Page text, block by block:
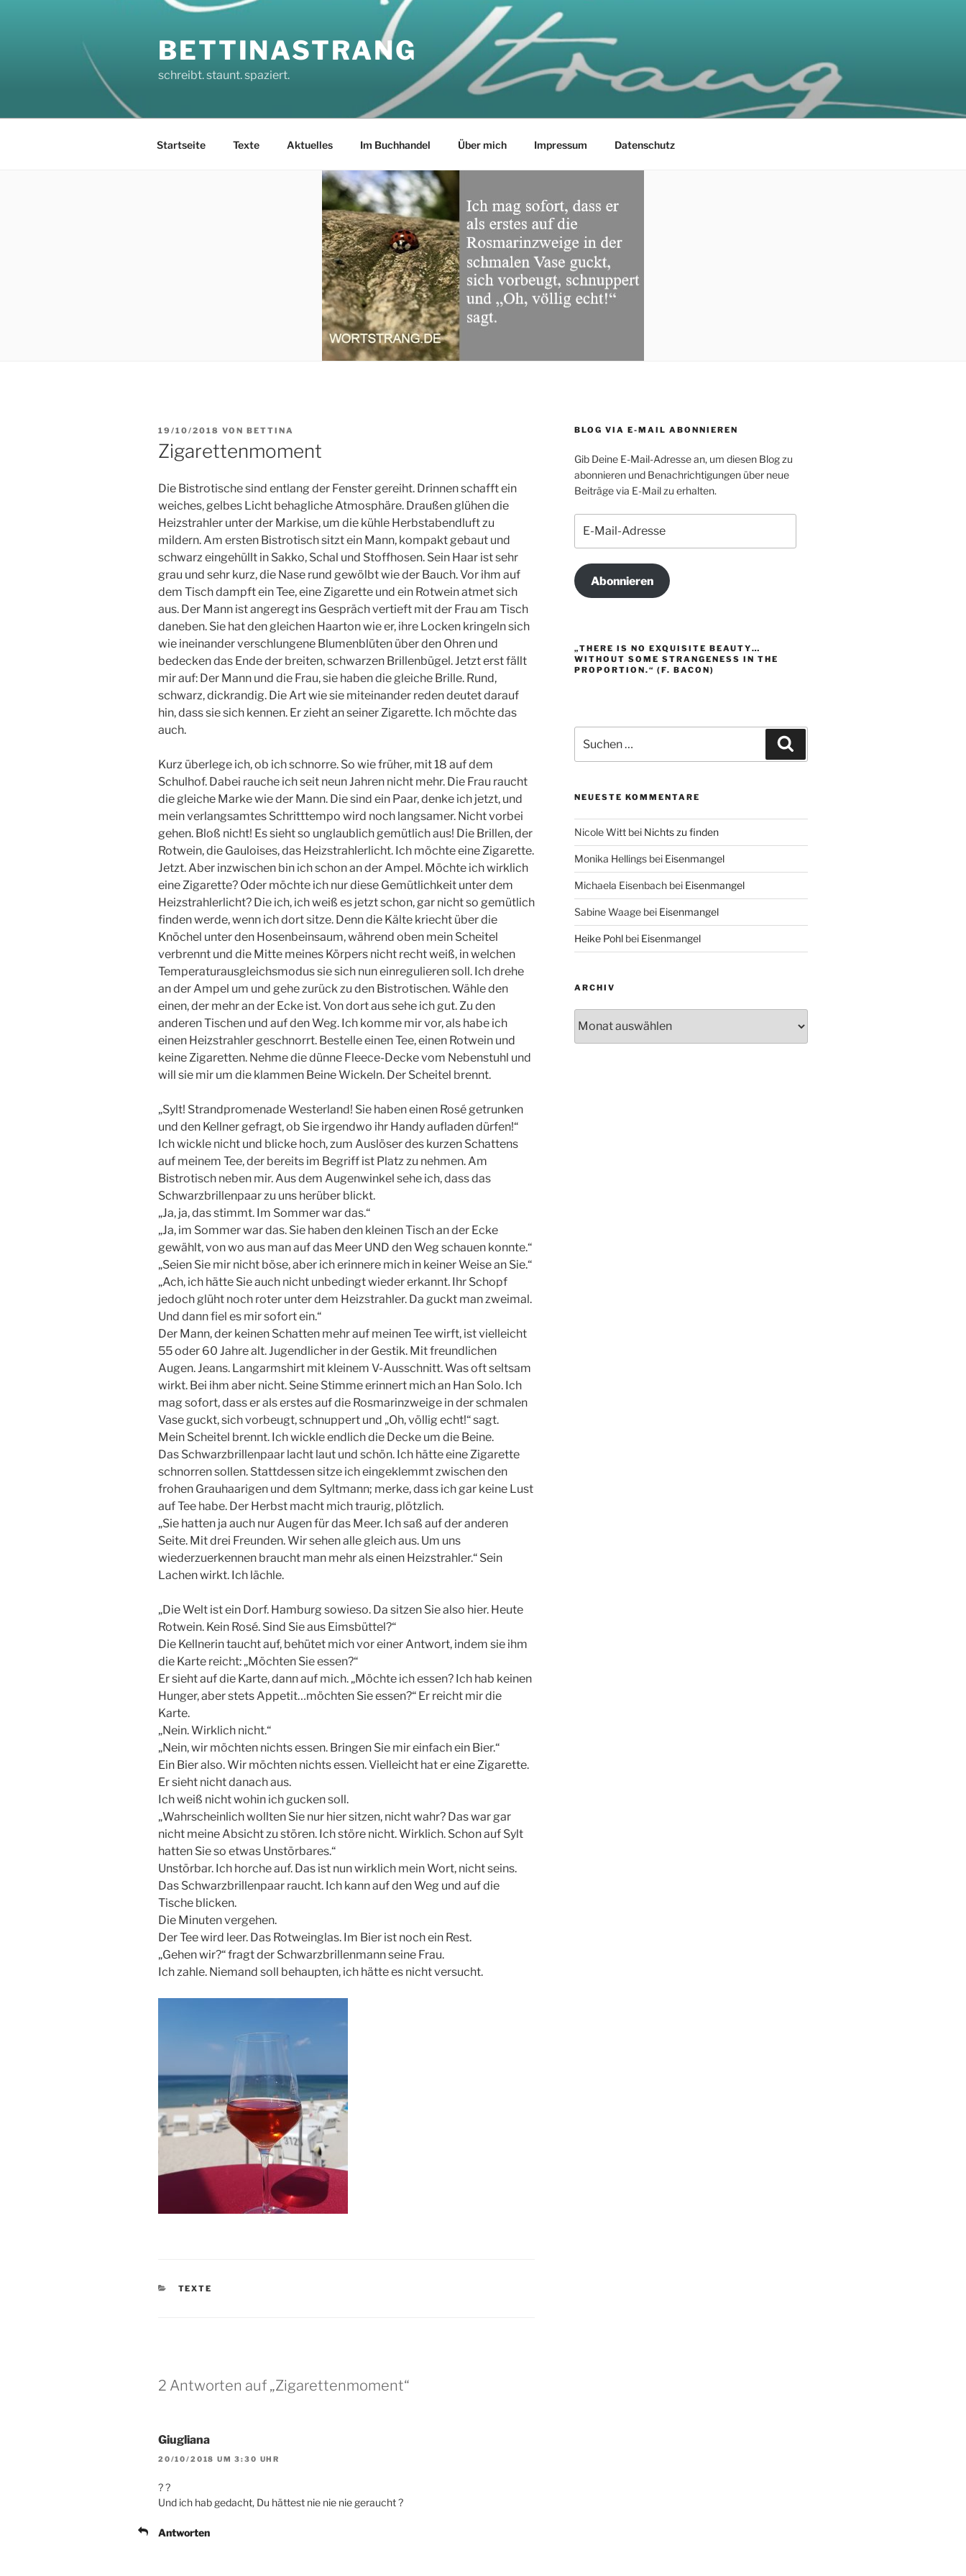
BETTINASTRANG
schreibt. staunt. spaziert.
Startseite Texte Aktuelles Im Buchhandel Über mich Impressum Datenschutz
VERÖFFENTLICHT
AM
19/10/2018 VON BETTINA
Zigarettenmoment
Die Bistrotische sind entlang der Fenster gereiht. Drinnen schafft ein
weiches, gelbes Licht behagliche Atmosphäre. Draußen glühen die
Heizstrahler unter der Markise, um die kühle Herbstabendluft zu
mildern. Am ersten Bistrotisch sitzt ein Mann, kompakt gebaut und
schwarz eingehüllt in Sakko, Schal und Stoffhosen. Sein Haar ist sehr
grau und sehr kurz, die Nase rund gewölbt wie der Bauch. Vor ihm auf
dem Tisch dampft ein Tee, eine Zigarette und ein Rotwein atmet sich
aus. Der Mann ist angeregt ins Gespräch vertieft mit der Frau am Tisch
daneben. Sie hat den gleichen Haarton wie er, ihre Locken kringeln sich
wie ineinander verschlungene Blumenblüten über den Ohren und
bedecken das Ende der breiten, schwarzen Brillenbügel. Jetzt erst fällt
mir auf: Der Mann und die Frau, sie haben die gleiche Brille. Rund,
schwarz, dickrandig. Die Art wie sie miteinander reden deutet darauf
hin, dass sie sich kennen. Er zieht an seiner Zigarette. Ich möchte das
auch.
Kurz überlege ich, ob ich schnorre. So wie früher, mit 18 auf dem
Schulhof. Dabei rauche ich seit neun Jahren nicht mehr. Die Frau raucht
die gleiche Marke wie der Mann. Die sind ein Paar, denke ich jetzt, und
mein verlangsamtes Schritttempo wird noch langsamer. Nicht vorbei
gehen. Bloß nicht! Es sieht so unglaublich gemütlich aus! Die Brillen, der
Rotwein, die Gauloises, das Heizstrahlerlicht. Ich möchte eine Zigarette.
Jetzt. Aber inzwischen bin ich schon an der Ampel. Möchte ich wirklich
eine Zigarette? Oder möchte ich nur diese Gemütlichkeit unter dem
Heizstrahlerlicht? Die ich, ich weiß es jetzt schon, gar nicht so gemütlich
finden werde, wenn ich dort sitze. Denn die Kälte kriecht über die
Knöchel unter den Hosenbeinsaum, während oben mein Scheitel
verbrennt und die Mitte meines Körpers nicht recht weiß, in welchen
Temperaturausgleichsmodus sie sich nun einregulieren soll. Ich drehe
an der Ampel um und gehe zurück zu den Bistrotischen. Wähle den
einen, der mehr an der Ecke ist. Von dort aus sehe ich gut. Zu den
anderen Tischen und auf den Weg. Ich komme mir vor, als habe ich
einen Heizstrahler geschnorrt. Bestelle einen Tee, einen Rotwein und
keine Zigaretten. Nehme die dünne Fleece-Decke vom Nebenstuhl und
will sie mir um die klammen Beine Wickeln. Der Scheitel brennt.
„Sylt! Strandpromenade Westerland! Sie haben einen Rosé getrunken
und den Kellner gefragt, ob Sie irgendwo ihr Handy aufladen dürfen!“
Ich wickle nicht und blicke hoch, zum Auslöser des kurzen Schattens
auf meinem Tee, der bereits im Begriff ist Platz zu nehmen. Am
Bistrotisch neben mir. Aus dem Augenwinkel sehe ich, dass das
Schwarzbrillenpaar zu uns herüber blickt.
„Ja, ja, das stimmt. Im Sommer war das.“
„Ja, im Sommer war das. Sie haben den kleinen Tisch an der Ecke
gewählt, von wo aus man auf das Meer UND den Weg schauen konnte.“
„Seien Sie mir nicht böse, aber ich erinnere mich in keiner Weise an Sie.“
„Ach, ich hätte Sie auch nicht unbedingt wieder erkannt. Ihr Schopf
jedoch glüht noch roter unter dem Heizstrahler. Da guckt man zweimal.
Und dann fiel es mir sofort ein.“
Der Mann, der keinen Schatten mehr auf meinen Tee wirft, ist vielleicht
55 oder 60 Jahre alt. Jugendlicher in der Gestik. Mit freundlichen
Augen. Jeans. Langarmshirt mit kleinem V-Ausschnitt. Was oft seltsam
wirkt. Bei ihm aber nicht. Seine Stimme erinnert mich an Han Solo. Ich
mag sofort, dass er als erstes auf die Rosmarinzweige in der schmalen
Vase guckt, sich vorbeugt, schnuppert und „Oh, völlig echt!“ sagt.
Mein Scheitel brennt. Ich wickle endlich die Decke um die Beine.
Das Schwarzbrillenpaar lacht laut und schön. Ich hätte eine Zigarette
schnorren sollen. Stattdessen sitze ich eingeklemmt zwischen den
frohen Grauhaarigen und dem Syltmann; merke, dass ich gar keine Lust
auf Tee habe. Der Herbst macht mich traurig, plötzlich.
„Sie hatten ja auch nur Augen für das Meer. Ich saß auf der anderen
Seite. Mit drei Freunden. Wir sehen alle gleich aus. Um uns
wiederzuerkennen braucht man mehr als einen Heizstrahler.“ Sein
Lachen wirkt. Ich lächle.
„Die Welt ist ein Dorf. Hamburg sowieso. Da sitzen Sie also hier. Heute
Rotwein. Kein Rosé. Sind Sie aus Eimsbüttel?“
Die Kellnerin taucht auf, behütet mich vor einer Antwort, indem sie ihm
die Karte reicht: „Möchten Sie essen?“
Er sieht auf die Karte, dann auf mich. „Möchte ich essen? Ich hab keinen
Hunger, aber stets Appetit…möchten Sie essen?“ Er reicht mir die
Karte.
„Nein. Wirklich nicht.“
„Nein, wir möchten nichts essen. Bringen Sie mir einfach ein Bier.“
Ein Bier also. Wir möchten nichts essen. Vielleicht hat er eine Zigarette.
Er sieht nicht danach aus.
Ich weiß nicht wohin ich gucken soll.
„Wahrscheinlich wollten Sie nur hier sitzen, nicht wahr? Das war gar
nicht meine Absicht zu stören. Ich störe nicht. Wirklich. Schon auf Sylt
hatten Sie so etwas Unstörbares.“
Unstörbar. Ich horche auf. Das ist nun wirklich mein Wort, nicht seins.
Das Schwarzbrillenpaar raucht. Ich kann auf den Weg und auf die
Tische blicken.
Die Minuten vergehen.
Der Tee wird leer. Das Rotweinglas. Im Bier ist noch ein Rest.
„Gehen wir?“ fragt der Schwarzbrillenmann seine Frau.
Ich zahle. Niemand soll behaupten, ich hätte es nicht versucht.
KATEGORIEN
TEXTE
2 Antworten auf „Zigarettenmoment“
Giugliana
20/10/2018 UM 3:30 UHR
? ?
Und ich hab gedacht, Du hättest nie nie nie geraucht ?
Antworten
BLOG VIA E-MAIL ABONNIEREN
Gib Deine E-Mail-Adresse an, um diesen Blog zu
abonnieren und Benachrichtigungen über neue
Beiträge via E-Mail zu erhalten.
Mail-
Adresse
Abonnieren
„THERE IS NO EXQUISITE BEAUTY…
WITHOUT SOME STRANGENESS IN THE
PROPORTION.“ (F. BACON)
nach:
NEUESTE KOMMENTARE
Nicole Wittbei Nichts zu finden
Monika Hellingsbei Eisenmangel
Michaela Eisenbachbei Eisenmangel
Sabine Waagebei Eisenmangel
Heike Pohlbei Eisenmangel
ARCHIV